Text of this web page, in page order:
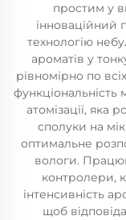
простим у
інноваційний
технологію
ароматів у
рівномірно по
функціональність
атомізації, яка
сполуки на
оптимальне
вологи.
контролери,
інтенсивність
щоб